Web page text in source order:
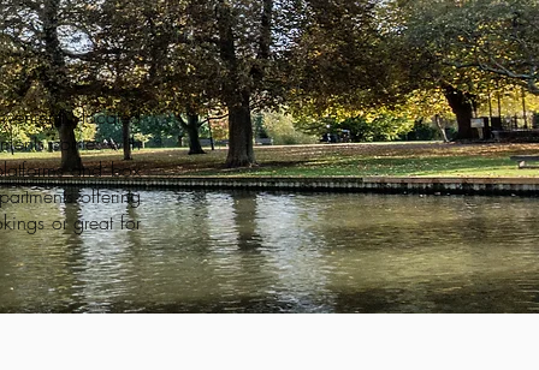
located
comes with
and box
offering
or great for